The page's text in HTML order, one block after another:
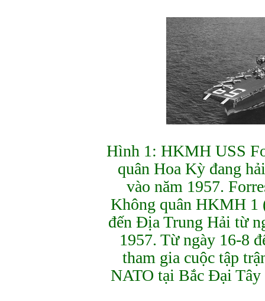
Hình 1: HKMH USS
quân Hoa Kỳ đang
vào năm 1957.
Không quân HKMH 1
đến Địa Trung Hải từ
1957. Từ ngày 16-8
tham gia cuộc tập
NATO tại Bắc Đại